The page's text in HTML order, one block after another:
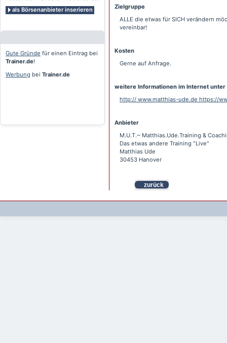
als Börsenanbieter inserieren
Gute Gründe für einen Eintrag bei
Trainer.de!
Werbung bei Trainer.de
Zielgruppe
ALLE die etwas für SICH verändern
vereinbar!
Kosten
Gerne auf Anfrage.
weitere Informationen im Internet unter
http:// www.matthias-ude.de https://
Anbieter
M.U.T.~ Matthias.Ude.Training &
Das etwas andere Training "Live"
Matthias Ude
30453 Hanover
zurück